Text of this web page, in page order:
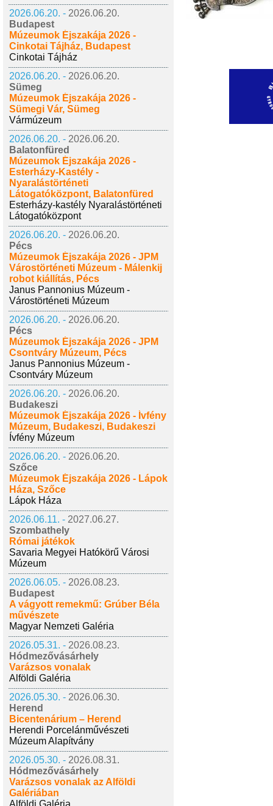
2026.06.20. - 2026.06.20.
Budapest
Múzeumok Éjszakája 2026 -
Cinkotai Tájház, Budapest
Cinkotai Tájház
2026.06.20. - 2026.06.20.
Sümeg
Múzeumok Éjszakája 2026 -
Sümegi Vár, Sümeg
Vármúzeum
2026.06.20. - 2026.06.20.
Balatonfüred
Múzeumok Éjszakája 2026 -
Esterházy-Kastély -
Nyaralástörténeti
Látogatóközpont, Balatonfüred
Esterházy-kastély Nyaralástörténeti
Látogatóközpont
2026.06.20. - 2026.06.20.
Pécs
Múzeumok Éjszakája 2026 - JPM
Várostörténeti Múzeum - Málenkij
robot kiállítás, Pécs
Janus Pannonius Múzeum -
Várostörténeti Múzeum
2026.06.20. - 2026.06.20.
Pécs
Múzeumok Éjszakája 2026 - JPM
Csontváry Múzeum, Pécs
Janus Pannonius Múzeum -
Csontváry Múzeum
2026.06.20. - 2026.06.20.
Budakeszi
Múzeumok Éjszakája 2026 - Ívfény
Múzeum, Budakeszi, Budakeszi
Ívfény Múzeum
2026.06.20. - 2026.06.20.
Szőce
Múzeumok Éjszakája 2026 - Lápok
Háza, Szőce
Lápok Háza
2026.06.11. - 2027.06.27.
Szombathely
Római játékok
Savaria Megyei Hatókörű Városi
Múzeum
2026.06.05. - 2026.08.23.
Budapest
A vágyott remekmű: Grúber Béla
művészete
Magyar Nemzeti Galéria
2026.05.31. - 2026.08.23.
Hódmezővásárhely
Varázsos vonalak
Alföldi Galéria
2026.05.30. - 2026.06.30.
Herend
Bicentenárium – Herend
Herendi Porcelánművészeti
Múzeum Alapítvány
2026.05.30. - 2026.08.31.
Hódmezővásárhely
Varázsos vonalak az Alföldi
Galériában
Alföldi Galéria